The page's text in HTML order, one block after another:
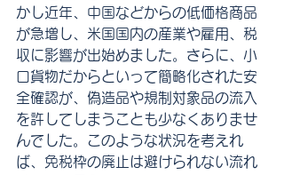
かし近年、中国などからの低価格商品
が急増し、米国国内の産業や雇用、税
収に影響が出始めました。さらに、小
口貨物だからといって簡略化された安
全確認が、偽造品や規制対象品の流入
を許してしまうことも少なくありませ
んでした。このような状況を考えれ
ば、免税枠の廃止は避けられない流れ